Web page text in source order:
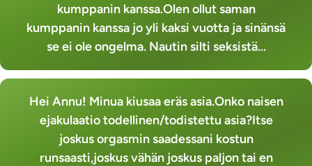
kumppanin kanssa.Olen ollut saman
kumppanin kanssa jo yli kaksi vuotta ja sinänsä
se ei ole ongelma. Nautin silti seksistä...
Hei Annu! Minua kiusaa eräs asia.Onko naisen
ejakulaatio todellinen/todistettu asia?Itse
joskus orgasmin saadessani kostun
runsaasti,joskus vähän joskus paljon tai en